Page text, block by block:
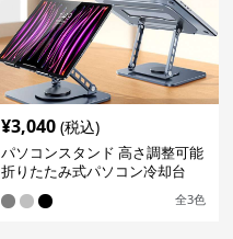
¥3,040 (税込)
パソコンスタンド 高さ調整可能
折りたたみ式パソコン冷却台
全3色